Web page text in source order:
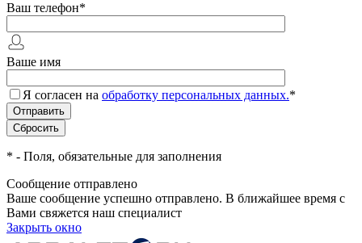
Ваш телефон*
Ваше имя
Я согласен на обработку персональных данных.*
* - Поля, обязательные для заполнения
Сообщение отправлено
Ваше сообщение успешно отправлено. В ближайшее время с
Вами свяжется наш специалист
Закрыть окно